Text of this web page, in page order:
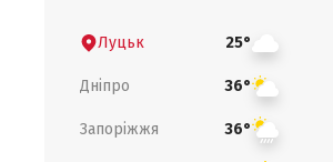
Луцьк 25°
Дніпро 36°
Запоріжжя 36°